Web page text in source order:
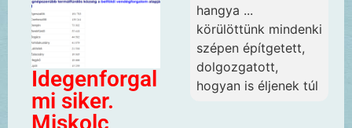
Idegenforgal
mi siker.
hangya ...
körülöttünk mindenki
szépen építgetett,
dolgozgatott,
hogyan is éljenek túl